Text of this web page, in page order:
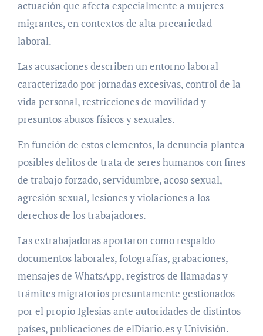
actuación que afecta especialmente a mujeres
migrantes, en contextos de alta precariedad
laboral.
Las acusaciones describen un entorno laboral
caracterizado por jornadas excesivas, control de la
vida personal, restricciones de movilidad y
presuntos abusos físicos y sexuales.
En función de estos elementos, la denuncia plantea
posibles delitos de trata de seres humanos con fines
de trabajo forzado, servidumbre, acoso sexual,
agresión sexual, lesiones y violaciones a los
derechos de los trabajadores.
Las extrabajadoras aportaron como respaldo
documentos laborales, fotografías, grabaciones,
mensajes de WhatsApp, registros de llamadas y
trámites migratorios presuntamente gestionados
por el propio Iglesias ante autoridades de distintos
países, publicaciones de elDiario.es y Univisión.